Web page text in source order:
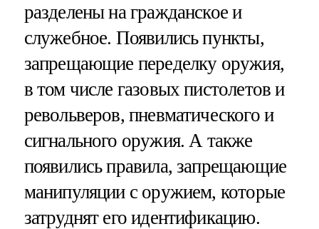
разделены на гражданское и
служебное. Появились пункты,
запрещающие переделку оружия,
в том числе газовых пистолетов и
револьверов, пневматического и
сигнального оружия. А также
появились правила, запрещающие
манипуляции с оружием, которые
затруднят его идентификацию.